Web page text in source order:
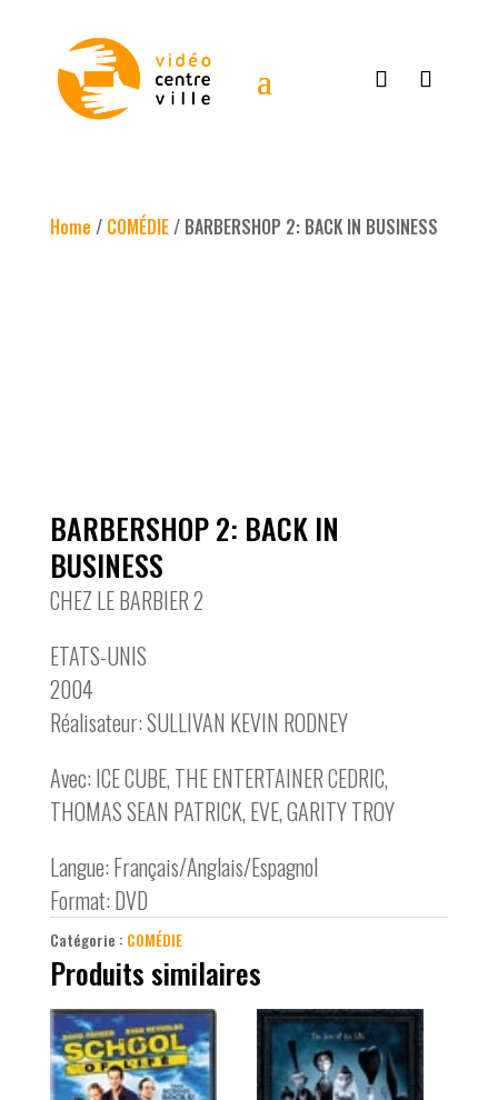
Home / COMÉDIE/ BARBERSHOP 2: BACK IN BUSINESS
BARBERSHOP 2: BACK IN
BUSINESS
CHEZ LE BARBIER 2
ETATS-UNIS
2004
Réalisateur: SULLIVAN KEVIN RODNEY
Avec: ICE CUBE, THE ENTERTAINER CEDRIC,
THOMAS SEAN PATRICK, EVE, GARITY TROY
Langue: Français/Anglais/Espagnol
Format: DVD
Catégorie : COMÉDIE
Produits similaires